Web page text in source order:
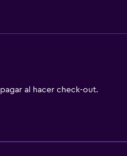
al hacer check-out.